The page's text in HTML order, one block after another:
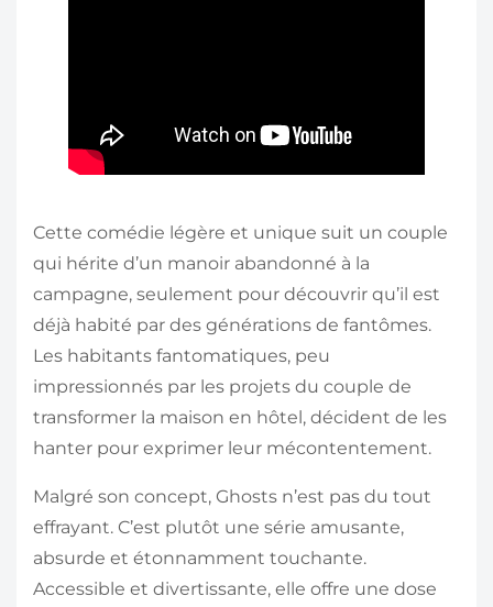
Cette comédie légère et unique suit un couple
qui hérite d’un manoir abandonné à la
campagne, seulement pour découvrir qu’il est
déjà habité par des générations de fantômes.
Les habitants fantomatiques, peu
impressionnés par les projets du couple de
transformer la maison en hôtel, décident de les
hanter pour exprimer leur mécontentement.
Malgré son concept, Ghosts n’est pas du tout
effrayant. C’est plutôt une série amusante,
absurde et étonnamment touchante.
Accessible et divertissante, elle offre une dose